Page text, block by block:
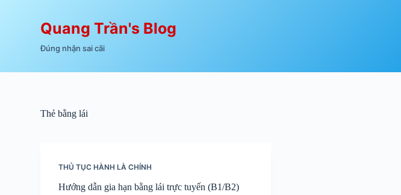
Quang Trần's Blog
Đúng nhận sai cãi
Thẻ bằng lái
THỦ TỤC HÀNH LÀ CHÍNH
Hướng dẫn gia hạn bằng lái trực tuyến (B1/B2)